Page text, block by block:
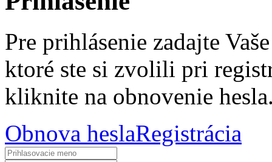
Pre prihlásenie zadajte
ktoré ste si zvolili pri
kliknite na obnovenie
Obnova heslaRegistrácia